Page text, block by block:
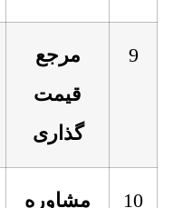
9
مرجع
قیمت
گذاری
10
مشاوره